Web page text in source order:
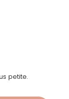
petite.